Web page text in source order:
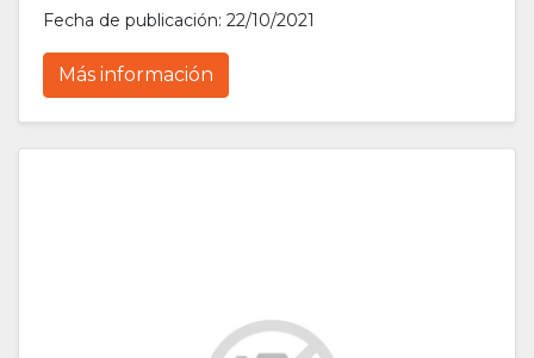
Fecha de publicación: 22/10/2021
Más información